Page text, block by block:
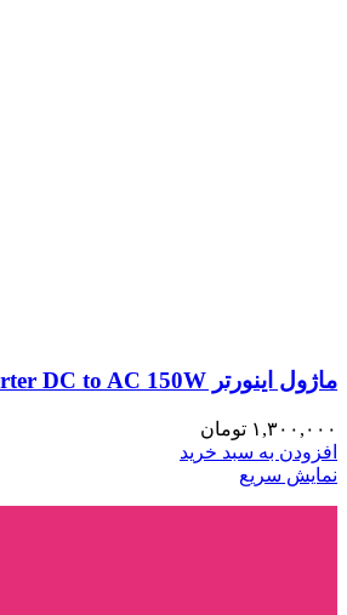
ماژول اینورتر Inverter DC to AC 150W
۱,۳۰۰,۰۰۰ تومان
افزودن به سبد خرید
نمایش سریع